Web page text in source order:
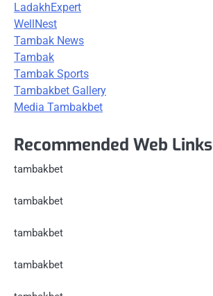
LadakhExpert
WellNest
Tambak News
Tambak
Tambak Sports
Tambakbet Gallery
Media Tambakbet
Recommended Web Links
tambakbet
tambakbet
tambakbet
tambakbet